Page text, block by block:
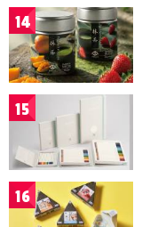
14
15
16